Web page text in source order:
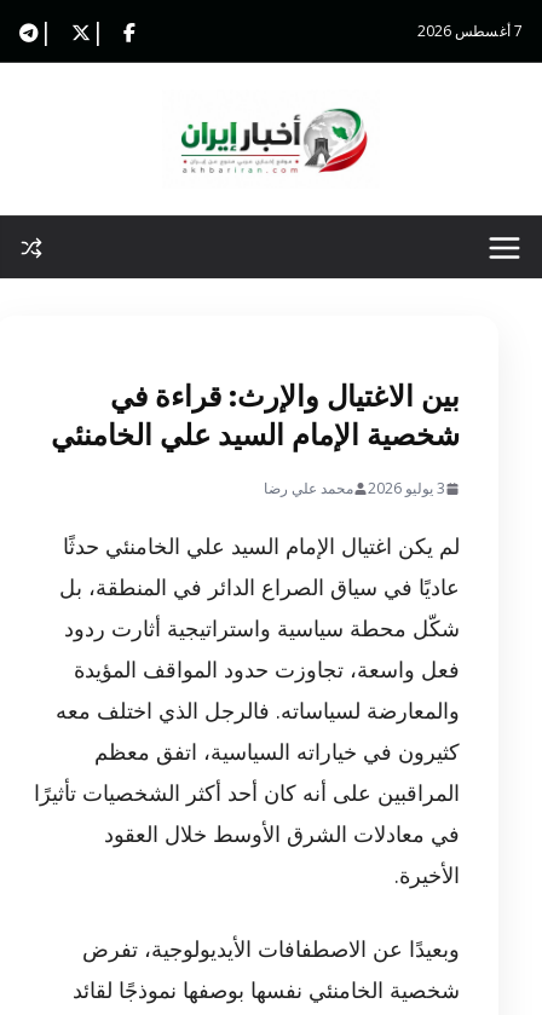
Skip
to
7 أغسطس 2026
بين الاغتيال والإرث: قراءة في
شخصية الإمام السيد علي الخامنئي
3 يوليو 2026 محمد علي رضا
لم يكن اغتيال الإمام السيد علي الخامنئي حدثًا
عاديًا في سياق الصراع الدائر في المنطقة، بل
شكّل محطة سياسية واستراتيجية أثارت ردود
فعل واسعة، تجاوزت حدود المواقف المؤيدة
والمعارضة لسياساته. فالرجل الذي اختلف معه
كثيرون في خياراته السياسية، اتفق معظم
المراقبين على أنه كان أحد أكثر الشخصيات تأثيرًا
في معادلات الشرق الأوسط خلال العقود
الأخيرة.
وبعيدًا عن الاصطفافات الأيديولوجية، تفرض
شخصية الخامنئي نفسها بوصفها نموذجًا لقائد